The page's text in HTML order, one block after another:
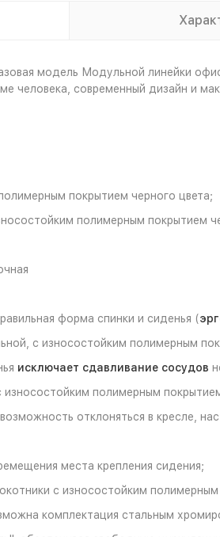
модель Модульной линейки
человека, современный дизайн и
покрытием черного цвета;
полимерным покрытием
форма спинки и сиденья (
с износостойким полимерным
исключает сдавливание сосудов
износостойким полимерным
отклоняться в кресле,
места крепления сидения;
с износостойким
комплектация стальным